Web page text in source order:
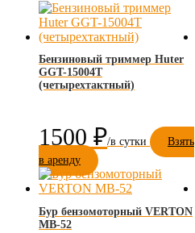
Бензиновый триммер Huter
GGT-15004Т
(четырехтактный)
1500 ₽
Взять
в аренду
Бур бензомоторный VERTON
МВ-52